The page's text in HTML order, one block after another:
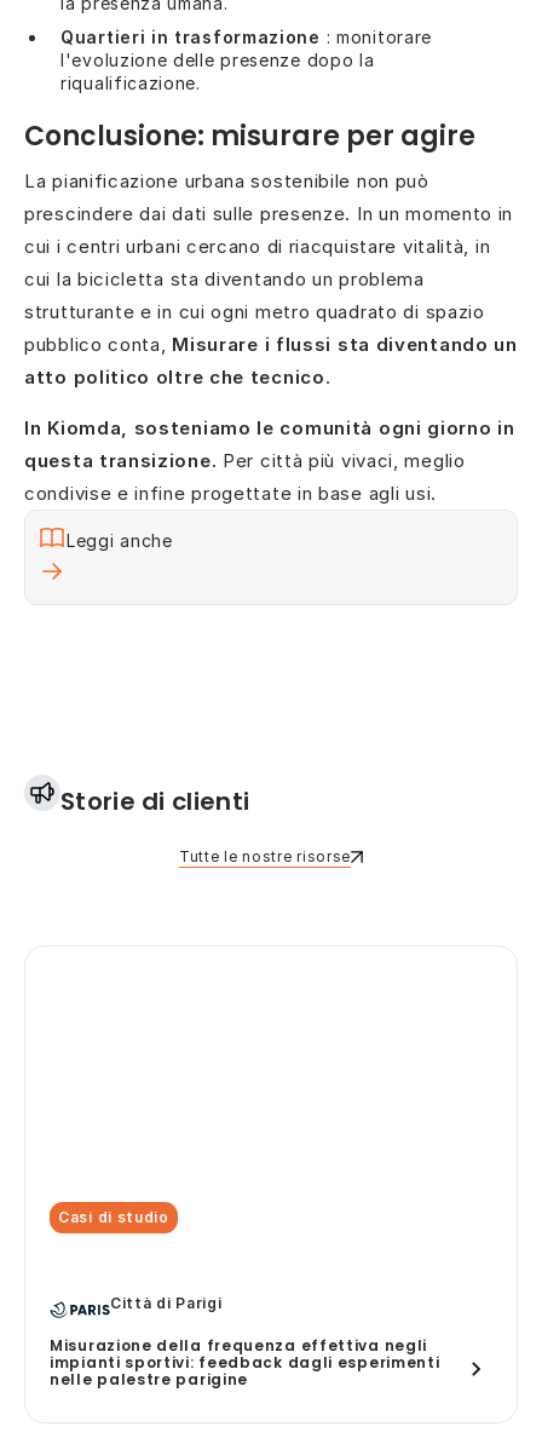
Quartieri in trasformazione : monitorare
l'evoluzione delle presenze dopo la
riqualificazione.
Conclusione: misurare per agire
La pianificazione urbana sostenibile non può
prescindere dai dati sulle presenze. In un momento in
cui i centri urbani cercano di riacquistare vitalità, in
cui la bicicletta sta diventando un problema
strutturante e in cui ogni metro quadrato di spazio
pubblico conta, Misurare i flussi sta diventando un
atto politico oltre che tecnico.
In Kiomda, sosteniamo le comunità ogni giorno in
questa transizione. Per città più vivaci, meglio
condivise e infine progettate in base agli usi.
Leggi anche
Storie di clienti
Tutte le nostre risorse
Casi di studio
Città di Parigi
Misurazione della frequenza effettiva negli
impianti sportivi: feedback dagli esperimenti
nelle palestre parigine